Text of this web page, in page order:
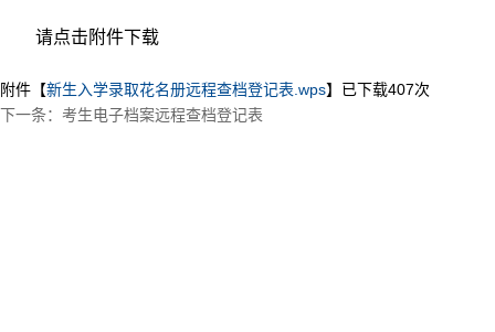
请点击附件下载
附件【新生入学录取花名册远程查档登记表.wps】已下载407次
下一条：考生电子档案远程查档登记表